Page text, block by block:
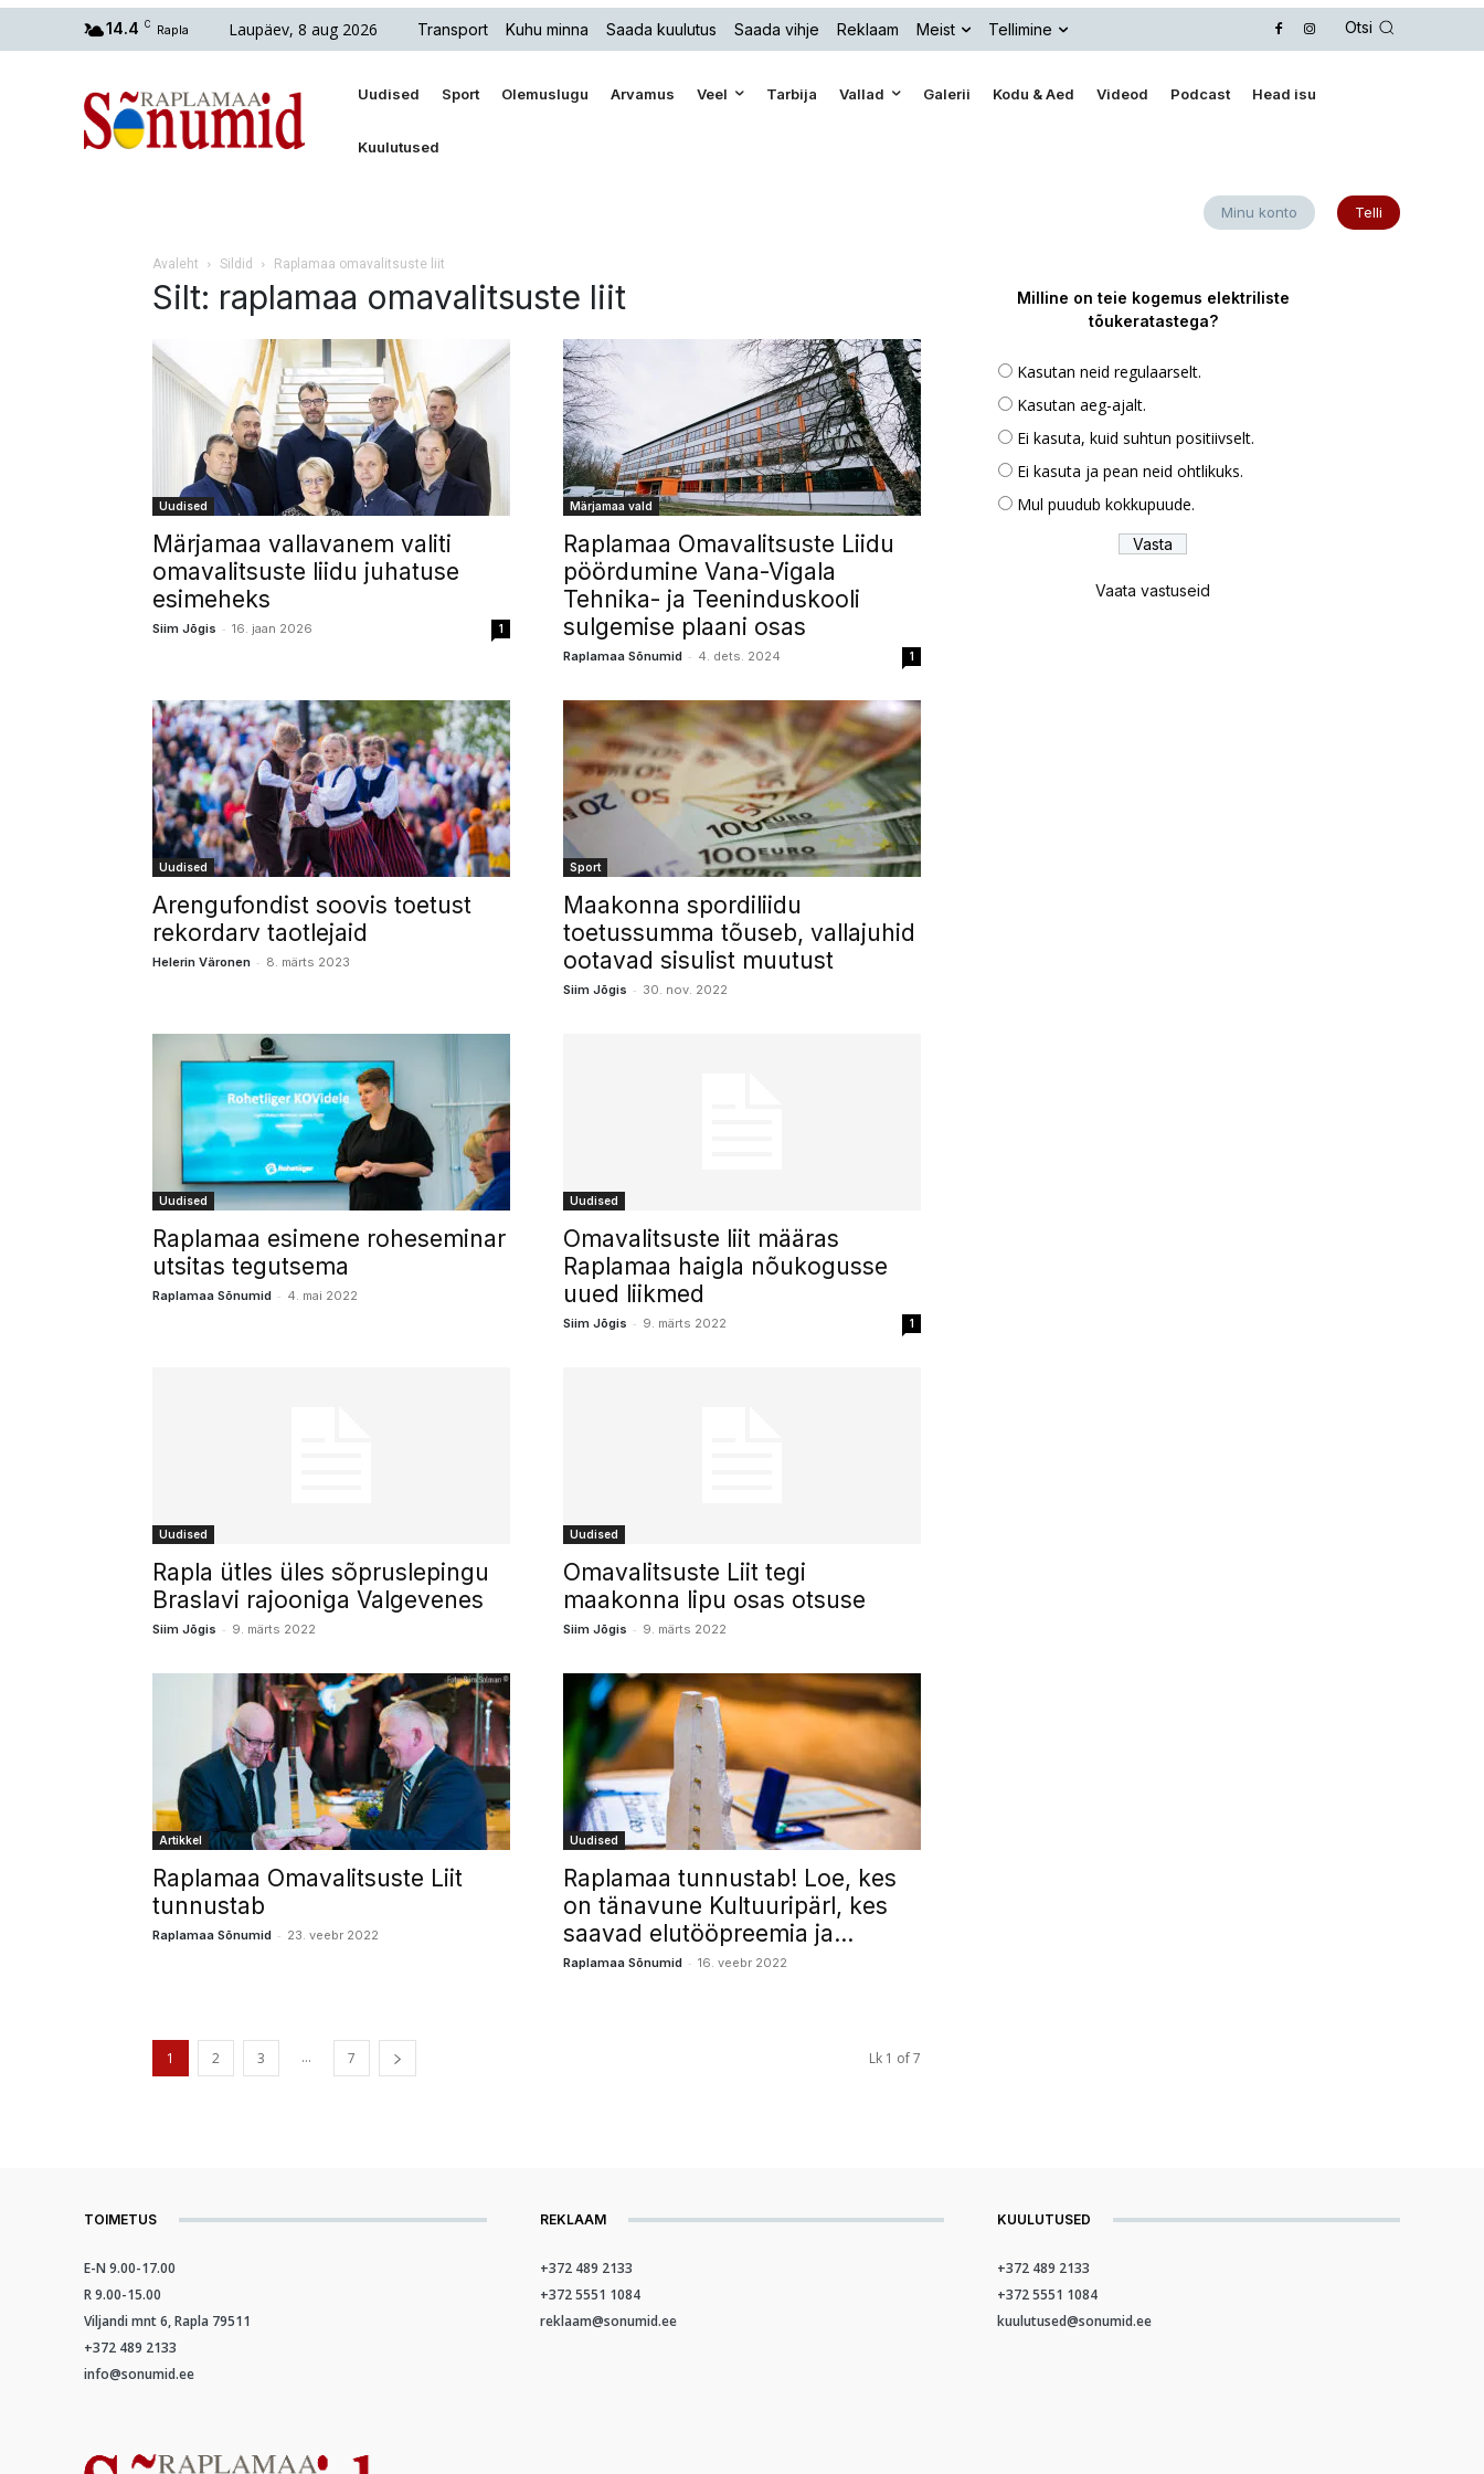
14.4 C Rapla Laupäev, 8 aug 2026 Transport Kuhu minna Saada kuulutus Saada vihje Reklaam Meist Tellimine Otsi
Uudised Sport Olemuslugu Arvamus Veel Tarbija Vallad Galerii Kodu & Aed Videod Podcast Head isu
Kuulutused
Minu konto Telli
Avaleht Sildid Raplamaa omavalitsuste liit
Silt: raplamaa omavalitsuste liit
Uudised
Märjamaa vallavanem valiti
omavalitsuste liidu juhatuse
esimeheks
Siim Jõgis - 16. jaan 2026 1
Märjamaa vald
Raplamaa Omavalitsuste Liidu
pöördumine Vana-Vigala
Tehnika- ja Teeninduskooli
sulgemise plaani osas
Raplamaa Sõnumid - 4. dets. 2024 1
Uudised
Arengufondist soovis toetust
rekordarv taotlejaid
Helerin Väronen - 8. märts 2023
Sport
Maakonna spordiliidu
toetussumma tõuseb, vallajuhid
ootavad sisulist muutust
Siim Jõgis - 30. nov. 2022
Uudised
Raplamaa esimene roheseminar
utsitas tegutsema
Raplamaa Sõnumid - 4. mai 2022
Uudised
Omavalitsuste liit määras
Raplamaa haigla nõukogusse
uued liikmed
Siim Jõgis - 9. märts 2022 1
Uudised
Rapla ütles üles sõpruslepingu
Braslavi rajooniga Valgevenes
Siim Jõgis - 9. märts 2022
Uudised
Omavalitsuste Liit tegi
maakonna lipu osas otsuse
Siim Jõgis - 9. märts 2022
Artikkel
Raplamaa Omavalitsuste Liit
tunnustab
Raplamaa Sõnumid - 23. veebr 2022
Uudised
Raplamaa tunnustab! Loe, kes
on tänavune Kultuuripärl, kes
saavad elutööpreemia ja...
Raplamaa Sõnumid - 16. veebr 2022
1 2 3 ... 7 Lk 1 of 7
Milline on teie kogemus elektriliste
tõukeratastega?
Kasutan neid regulaarselt.
Kasutan aeg-ajalt.
Ei kasuta, kuid suhtun positiivselt.
Ei kasuta ja pean neid ohtlikuks.
Mul puudub kokkupuude.
Vaata vastuseid
TOIMETUS
E-N 9.00-17.00
R 9.00-15.00
Viljandi mnt 6, Rapla 79511
+372 489 2133
info@sonumid.ee
REKLAAM
+372 489 2133
+372 5551 1084
reklaam@sonumid.ee
KUULUTUSED
+372 489 2133
+372 5551 1084
kuulutused@sonumid.ee